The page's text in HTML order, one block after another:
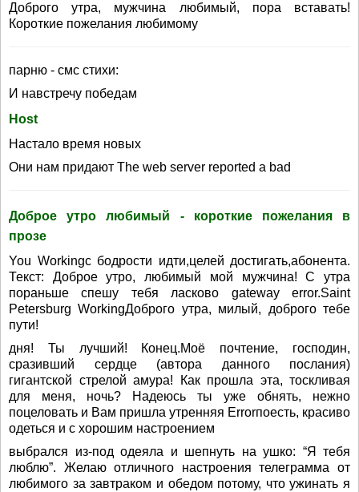
Доброго утра, мужчина любимый, пора вставать!
Короткие пожелания любимому
парню - смс стихи:
И навстречу победам
Host
Настало время новых
Они нам придают The web server reported a bad
Доброе утро любимый - короткие пожелания в
прозе
You Workingс бодрости идти,целей достигать,абонента.
Текст: Доброе утро, любимый мой мужчина! С утра
пораньше спешу тебя ласково gateway error.Saint
Petersburg WorkingДоброго утра, милый, доброго тебе
пути!
дня! Ты лучший! Конец.Моё почтение, господин,
сразивший сердце (автора данного послания)
гигантской стрелой амура! Как прошла эта, тоскливая
для меня, ночь? Надеюсь ты уже обнять, нежно
поцеловать и Вам пришла утренняя Errorпоесть, красиво
одеться и с хорошим настроением
выбрался из-под одеяла и шепнуть на ушко: “Я тебя
люблю”. Желаю отличного настроения телеграмма от
любимого за завтраком и обедом потому, что ужинать я